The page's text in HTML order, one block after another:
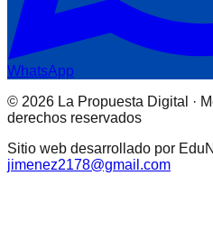
WhatsApp
© 2026 La Propuesta Digital ·
derechos reservados
Sitio web desarrollado por
jimenez2178@gmail.com